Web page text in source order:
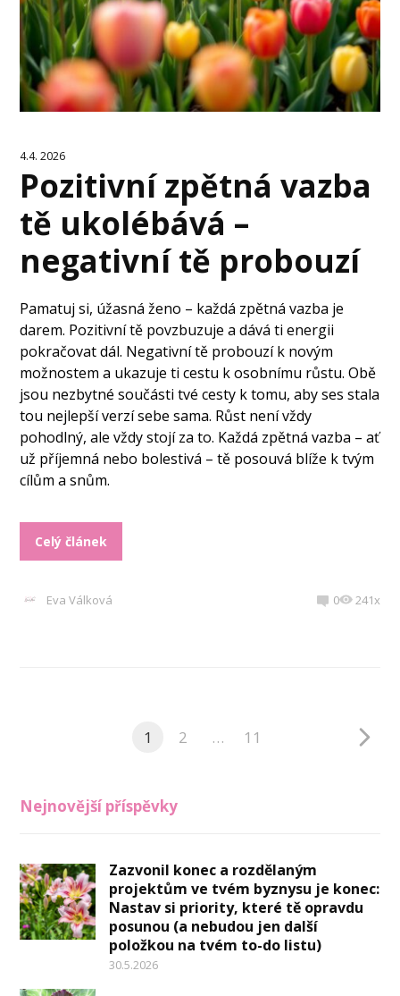
4.4. 2026
Pozitivní zpětná vazba
tě ukolébává –
negativní tě probouzí
Pamatuj si, úžasná ženo – každá zpětná vazba je
darem. Pozitivní tě povzbuzuje a dává ti energii
pokračovat dál. Negativní tě probouzí k novým
možnostem a ukazuje ti cestu k osobnímu růstu. Obě
jsou nezbytné součásti tvé cesty k tomu, aby ses stala
tou nejlepší verzí sebe sama. Růst není vždy
pohodlný, ale vždy stojí za to. Každá zpětná vazba – ať
už příjemná nebo bolestivá – tě posouvá blíže k tvým
cílům a snům.
Celý článek
Eva Válková 0 241x
1 2 … 11
Nejnovější příspěvky
Zazvonil konec a rozdělaným
projektům ve tvém byznysu je konec:
Nastav si priority, které tě opravdu
posunou (a nebudou jen další
položkou na tvém to-do listu)
30.5.2026